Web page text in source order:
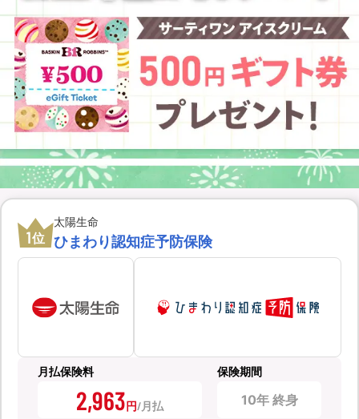
1位
太陽生命
ひまわり認知症予防保険
月払保険料
2,963円
保険期間
10年 終身